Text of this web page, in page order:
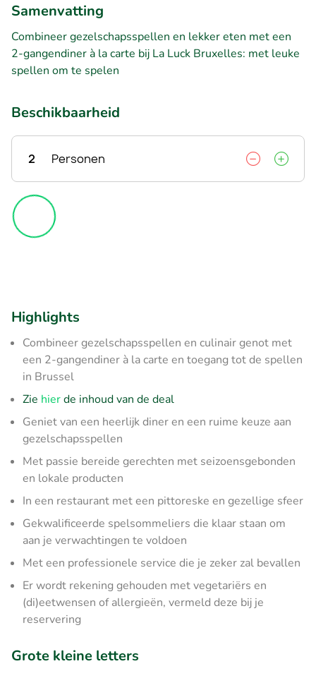
Samenvatting
Combineer gezelschapsspellen en lekker eten met een
2-gangendiner à la carte bij La Luck Bruxelles: met leuke
spellen om te spelen
Beschikbaarheid
2 Personen
Highlights
Combineer gezelschapsspellen en culinair genot met
een 2-gangendiner à la carte en toegang tot de spellen
in Brussel
Zie hierde inhoud van de deal
Geniet van een heerlijk diner en een ruime keuze aan
gezelschapsspellen
Met passie bereide gerechten met seizoensgebonden
en lokale producten
In een restaurant met een pittoreske en gezellige sfeer
Gekwalificeerde spelsommeliers die klaar staan om
aan je verwachtingen te voldoen
Met een professionele service die je zeker zal bevallen
Er wordt rekening gehouden met vegetariërs en
(di)eetwensen of allergieën, vermeld deze bij je
reservering
Grote kleine letters